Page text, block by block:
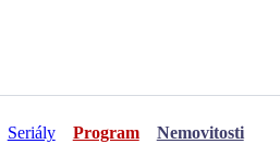
Seriály Program Nemovitosti